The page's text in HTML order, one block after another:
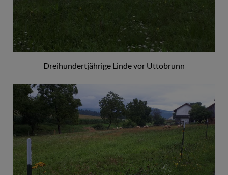
Dreihundertjährige Linde vor Uttobrunn